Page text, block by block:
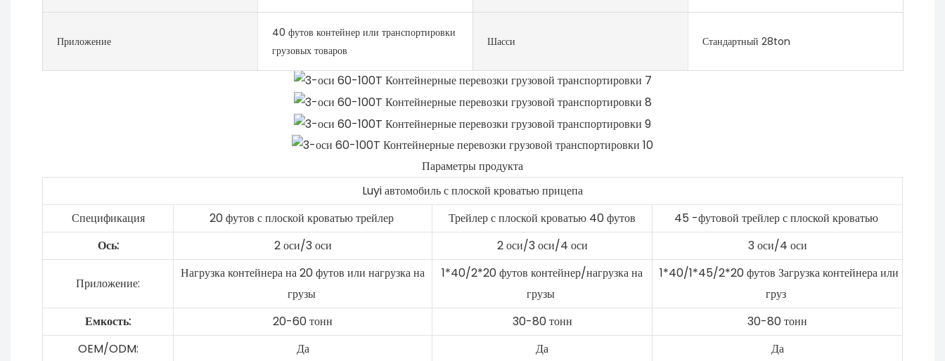
Приложение
40 футов контейнер или транспортировки
грузовых товаров
Шасси Стандартный 28ton
Параметры продукта
Luyi автомобиль с плоской кроватью прицепа
Спецификация
20 футов с плоской кроватью трейлер Трейлер с плоской кроватью 40 футов
45 -футовой трейлер с плоской кроватью
Ось:
2 оси/3 оси 2 оси/3 оси/4 оси 3 оси/4 оси
Приложение:
Нагрузка контейнера на 20 футов или нагрузка на
грузы
1*40/2*20 футов контейнер/нагрузка на
грузы
1*40/1*45/2*20 футов Загрузка контейнера или
груз
Емкость:
20-60 тонн 30-80 тонн
30-80 тонн
OEM/ODM:
Да Да
Да